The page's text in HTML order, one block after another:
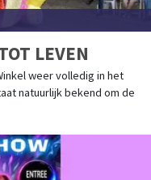
LEVEN
weer volledig in het
natuurlijk bekend om de